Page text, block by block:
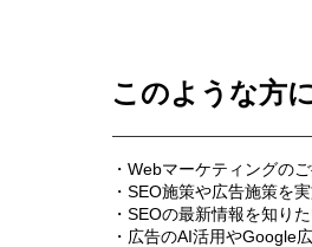
このような方
・Webマーケティングの
・SEO施策や広告施策を
・SEOの最新情報を知り
・広告のAI活用やGoogle